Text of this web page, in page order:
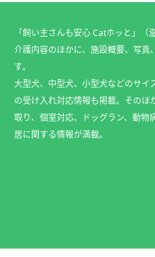
「飼い主さんも安心 Catホッと」（
介護内容のほかに、施設概要、写真
す。
大型犬、中型犬、小型犬などのサ
の受け入れ対応情報も掲載。その
取り、個室対応、ドッグラン、動物
居に関する情報が満載。